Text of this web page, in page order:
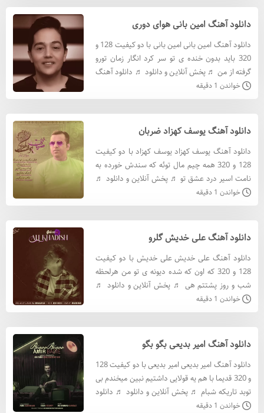
دانلود آهنگ امین بانی هوای دوری
دانلود آهنگ امین بانی امین بانی با دو کیفیت 128 و
320 باید بدون خنده ی تو سر کرد انگار زمان تورو
گرفته از من ♬ پخش آنلاین و دانلود ♬ دانلود آهنگ
امین بانی با کيفيت 320 دانلود آهنگ امین بانی با ک
خواندن 1 دقیقه
دانلود آهنگ یوسف کهزاد ضربان
دانلود آهنگ یوسف کهزاد یوسف کهزاد با دو کیفیت
128 و 320 همه چیم مال توئه که سندش خورده به
نامت اسیر درد عشق تو ♬ پخش آنلاین و دانلود ♬
آهنگ یوسف کهزاد
خواندن 1 دقیقه
دانلود آهنگ علی خدیش گلرو
دانلود آهنگ علی خدیش علی خدیش با دو کیفیت
128 و 320 که اون که شده دیونه ی تو من هرلحظه
شب و روز پشتتم هی ♬ پخش آنلاین و دانلود ♬
علی خدیش با کيفيت 1
خواندن 1 دقیقه
دانلود آهنگ امیر بدیعی بگو بگو
دانلود آهنگ امیر بدیعی امیر بدیعی با دو کیفیت 128
و 320 قدیما با هم یه قولایی داشتیم نبین میخندم بی‌
تو‌بد تاریکه شبام ♬ پخش آنلاین و دانلود ♬ دانلود
آهنگ امیر بدیعی با کيفيت 320 دانلود آهنگ امی
خواندن 1 دقیقه